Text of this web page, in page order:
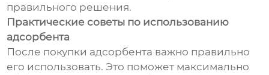
правильного решения.
Практические советы по использованию
адсорбента
После покупки адсорбента важно правильно
его использовать. Это поможет максимально